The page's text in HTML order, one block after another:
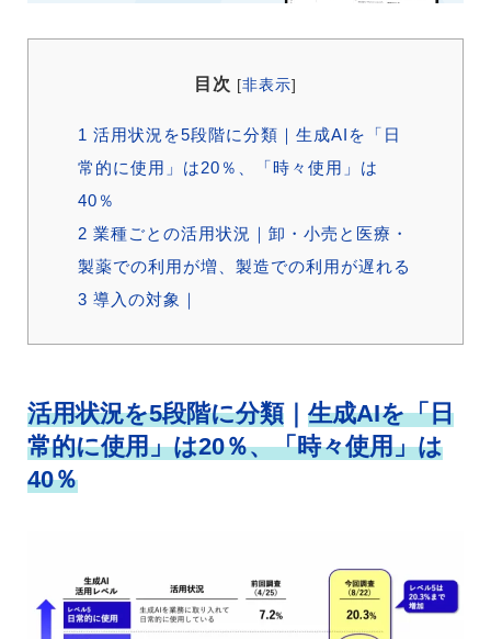
目次 [非表示]
1 活用状況を5段階に分類｜生成AIを「日
常的に使用」は20％、「時々使用」は
40％
2 業種ごとの活用状況｜卸・小売と医療・
製薬での利用が増、製造での利用が遅れる
3 導入の対象｜
活用状況を5段階に分類｜ 生成AIを「日
常的に使用」は20％、「時々使用」は
40％